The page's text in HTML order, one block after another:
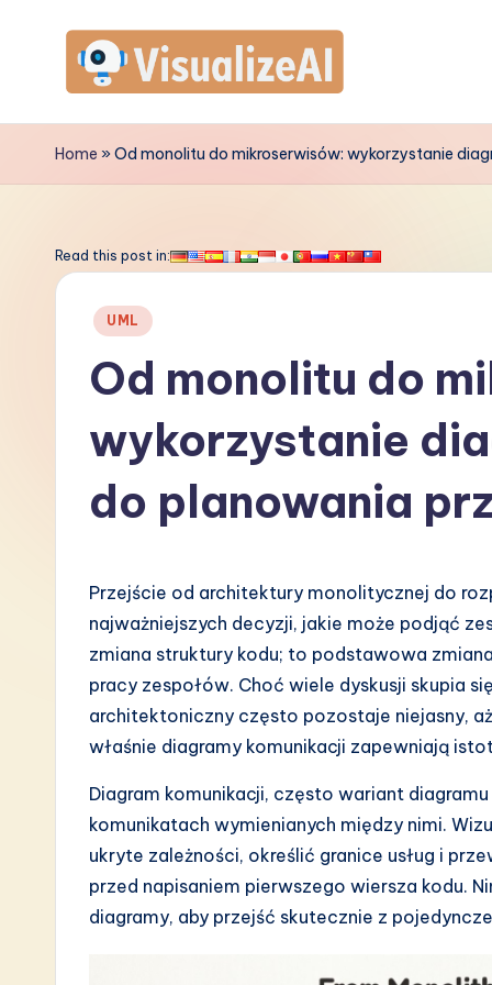
contentV
is
a
A
Home »Od monolitu do mikroserwisów: wykorzystanie
Read this post in:
Posted
UML
Od monolitu do
wykorzystanie
do planowania
Przejście od architektury monolitycznej do
najważniejszych decyzji, jakie może podjąć
zmiana struktury kodu; to podstawowa
pracy zespołów. Choć wiele dyskusji skupia
architektoniczny często pozostaje niejasny,
właśnie diagramy komunikacji zapewniają
Diagram komunikacji, często wariant
komunikatach wymienianych między nimi.
ukryte zależności, określić granice usług i
przed napisaniem pierwszego wiersza kodu.
diagramy, aby przejść skutecznie z